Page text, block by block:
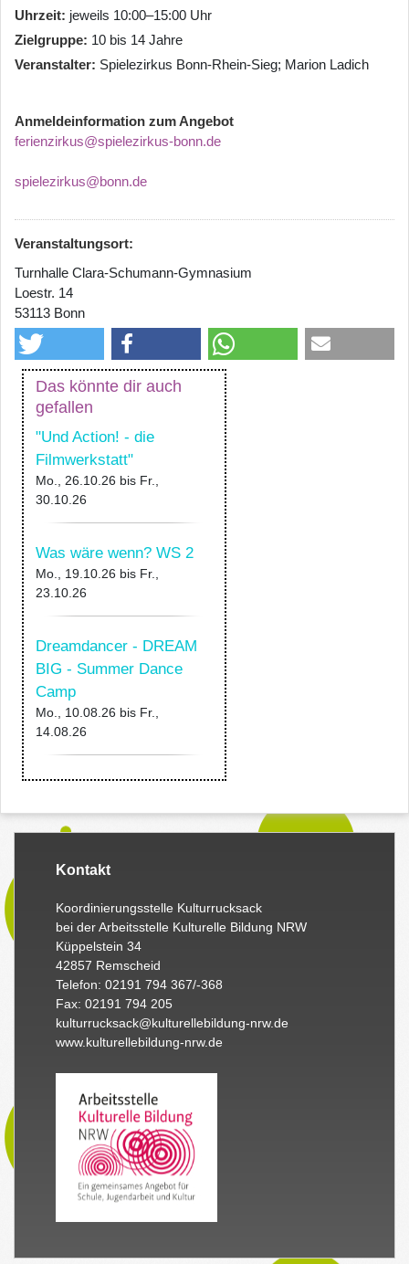
Uhrzeit jeweils 10:00–15:00 Uhr
Zielgruppe 10 bis 14 Jahre
Veranstalter Spielezirkus Bonn-Rhein-Sieg; Marion Ladich
Anmeldeinformation zum Angebot
ferienzirkus@spielezirkus-bonn.de
spielezirkus@bonn.de
Veranstaltungsort:
Turnhalle Clara-Schumann-Gymnasium
Loestr. 14
53113 Bonn
Das könnte dir auch
gefallen
"Und Action! - die
Filmwerkstatt"
Mo., 26.10.26 bis Fr.,
30.10.26
Was wäre wenn? WS 2
Mo., 19.10.26 bis Fr.,
23.10.26
Dreamdancer - DREAM
BIG - Summer Dance
Camp
Mo., 10.08.26 bis Fr.,
14.08.26
Kontakt
Koordinierungsstelle Kulturrucksack
bei der Arbeitsstelle Kulturelle Bildung NRW
Küppelstein 34
42857 Remscheid
Telefon: 02191 794 367/-368
Fax: 02191 794 205
kulturrucksack@kulturellebildung-nrw.de
www.kulturellebildung-nrw.de